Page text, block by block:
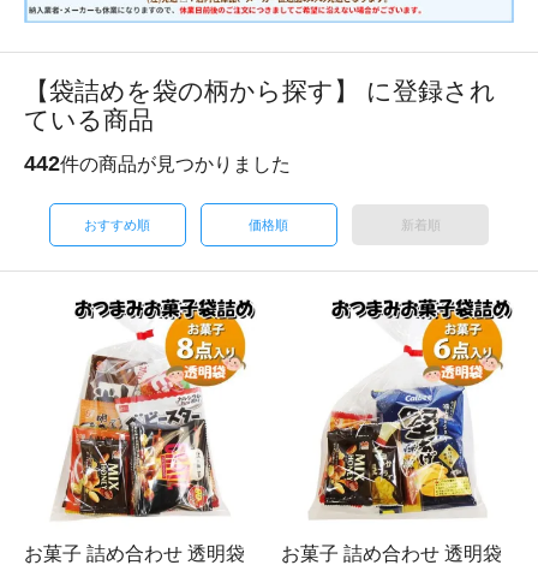
【袋詰めを袋の柄から探す】 に登録され
ている商品
442件の商品が見つかりました
おすすめ順 価格順 新着順
お菓子 詰め合わせ 透明袋
お菓子 詰め合わせ 透明袋